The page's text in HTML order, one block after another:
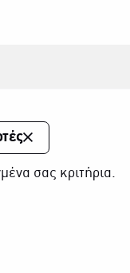
σας κριτήρια.